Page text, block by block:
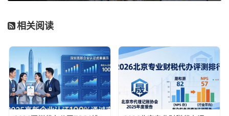
相关阅读